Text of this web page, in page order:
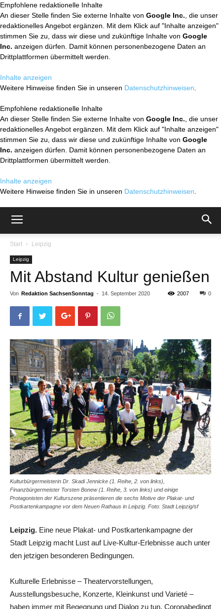
Empfohlene redaktionelle Inhalte
An dieser Stelle finden Sie externe Inhalte von Google Inc. , die unser
redaktionelles Angebot ergänzen. Mit dem Klick auf "Inhalte anzeigen"
stimmen Sie zu, dass wir diese und zukünftige Inhalte von Google
Inc. anzeigen dürfen. Damit können personenbezogene Daten an
Drittplattformen übermittelt werden.
Inhalte anzeigen
Weitere Hinweise finden Sie in unseren Datenschutzhinweisen
Empfohlene redaktionelle Inhalte
An dieser Stelle finden Sie externe Inhalte von Google Inc. , die unser
redaktionelles Angebot ergänzen. Mit dem Klick auf "Inhalte anzeigen"
stimmen Sie zu, dass wir diese und zukünftige Inhalte von Google
Inc. anzeigen dürfen. Damit können personenbezogene Daten an
Drittplattformen übermittelt werden.
Inhalte anzeigen
Weitere Hinweise finden Sie in unseren Datenschutzhinweisen
Start Leipzig
Leipzig
Mit Abstand Kultur genießen
Von Redaktion SachsenSonntag - 14. September 2020 0
2007
Kulturbürgermeisterin Dr. Skadi Jennicke (1. Reihe, 2. von links),
Finanzbürgermeister Torsten Bonew (1. Reihe, 3. von links) und einige
Protagonisten der Kulturszene präsentieren die sechs Motive der Plakat- und
Postkartenkampagne vor dem Neuen Rathaus in Leipzig. Foto: Stadt Leipzig/sf
Leipzig. Eine neue Plakat- und Postkartenkampagne der
Stadt Leipzig macht Lust auf Live-Kultur-Erlebnisse auch unter
den jetzigen besonderen Bedingungen.
Kulturelle Erlebnisse – Theatervorstellungen,
Ausstellungsbesuche, Konzerte, Kleinkunst und Varieté –
haben immer mit Begegnung und Dialog zu tun. Coronabedingt